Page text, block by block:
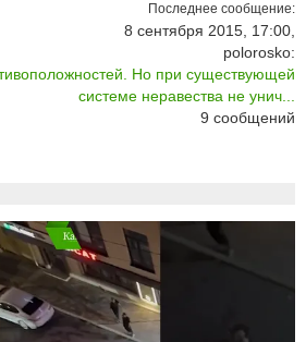
Последнее сообщение:
8 сентября 2015, 17:00,
polorosko:
Но при существующей
системе неравества не унич...
9 сообщений